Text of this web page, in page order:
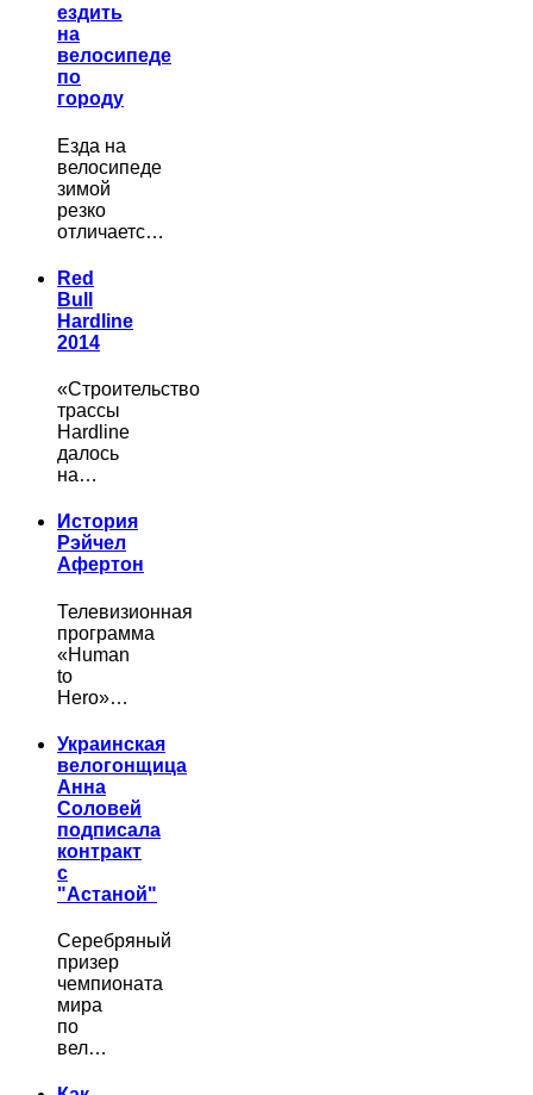
ездить
на
велосипеде
по
городу
Езда на
велосипеде
зимой
резко
отличаетс…
Red
Bull
Hardline
2014
«Строительство
трассы
Hardline
далось
на…
История
Рэйчел
Афертон
Телевизионная
программа
«Human
to
Hero»…
Украинская
велогонщица
Анна
Соловей
подписала
контракт
с
"Астаной"
Серебряный
призер
чемпионата
мира
по
вел…